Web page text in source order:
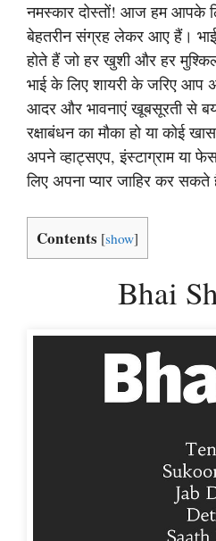
नमस्कार दोस्तों! आज हम आपके
बेहतरीन संग्रह लेकर आए हैं। भाई
होते हैं जो हर खुशी और हर
भाई के लिए शायरी के जरिए आप
आदर और भावनाएं खूबसूरती से
रक्षाबंधन का मौका हो या कोई
अपने व्हाट्सएप, इंस्टाग्राम या
लिए अपना प्यार जाहिर कर सकते
Contents [show]
Bhai